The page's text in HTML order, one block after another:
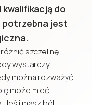
do
jest
szczelinę
wystarczy
można rozważyć
może mieć